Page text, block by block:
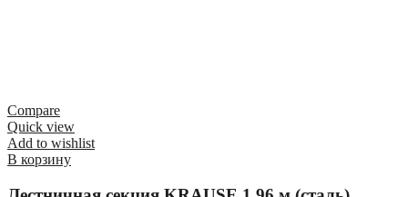
Compare
Quick view
Add to wishlist
В корзину